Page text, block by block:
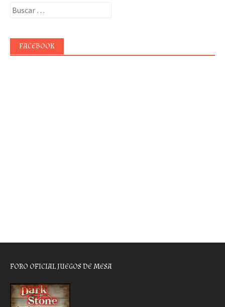
Buscar:
FACEBOOK
FORO OFICIAL JUEGOS DE MESA